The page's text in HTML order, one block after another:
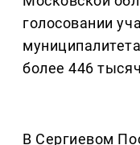
голосовании
более 446
В Сергиевом